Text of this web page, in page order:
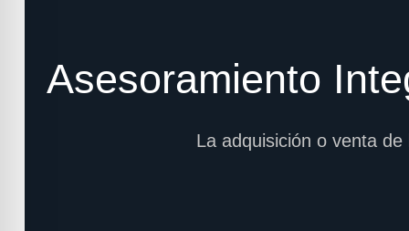
Asesoramiento
La adquisición o venta